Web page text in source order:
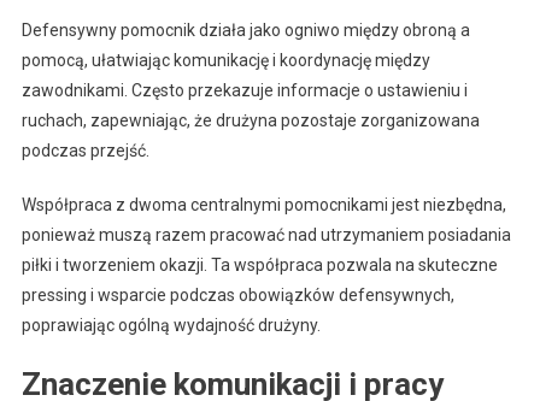
Defensywny pomocnik działa jako ogniwo między obroną a
pomocą, ułatwiając komunikację i koordynację między
zawodnikami. Często przekazuje informacje o ustawieniu i
ruchach, zapewniając, że drużyna pozostaje zorganizowana
podczas przejść.
Współpraca z dwoma centralnymi pomocnikami jest niezbędna,
ponieważ muszą razem pracować nad utrzymaniem posiadania
piłki i tworzeniem okazji. Ta współpraca pozwala na skuteczne
pressing i wsparcie podczas obowiązków defensywnych,
poprawiając ogólną wydajność drużyny.
Znaczenie komunikacji i pracy